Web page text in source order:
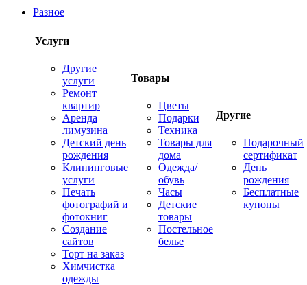
Разное
Услуги
Другие
услуги
Ремонт
квартир
Аренда
лимузина
Детский день
рождения
Клининговые
услуги
Печать
фотографий и
фотокниг
Создание
сайтов
Торт на заказ
Химчистка
одежды
Товары
Цветы
Подарки
Техника
Товары для
дома
Одежда/
обувь
Часы
Детские
товары
Постельное
белье
Другие
Подарочный
сертификат
День
рождения
Бесплатные
купоны